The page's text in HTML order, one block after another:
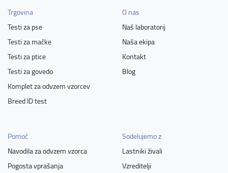
Trgovina
Testi za pse
Testi za mačke
Testi za ptice
Testi za govedo
Komplet za odvzem vzorcev
Breed ID test
O nas
Naš laboratorij
Naša ekipa
Kontakt
Blog
Pomoč
Navodila za odvzem vzorca
Pogosta vprašanja
Sodelujemo z
Lastniki živali
Vzreditelji